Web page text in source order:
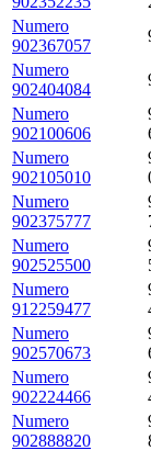
Numero
902367057
Numero
902404084
Numero
902100606
Numero
902105010
Numero
902375777
Numero
902525500
Numero
912259477
Numero
902570673
Numero
902224466
Numero
902888820